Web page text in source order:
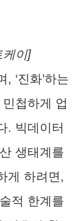
이]
‘진화’하는
첩하게 업
. 빅데이터
생태계를
게 하려면,
적 한계를